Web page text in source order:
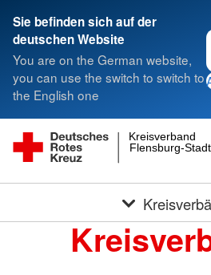
Sie befinden sich auf der
deutschen Website
You are on the German website,
you can use the switch to switch to
the English one
Flensburg-
Kreisverband